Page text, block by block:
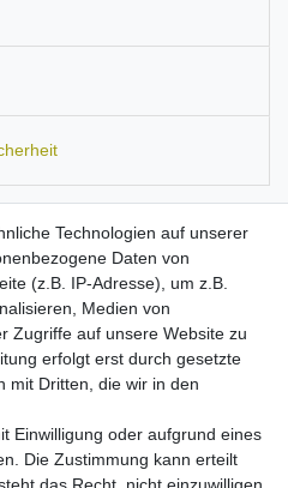
/ MH812AMA-UG / J272 /
Akku-Modelle:
Maße:ca. 2x 40,5 x 30 x
bei diesem Akku-Typ!
Lebensdauer
von o.g. Modellen
Technologien auf unserer
Daten von
(z.B. IP-Adresse), um z.B.
Medien von
Zugriffe auf unsere Website zu
erfolgt erst durch gesetzte
mit Dritten, die wir in den
Einwilligung oder aufgrund eines
Die Zustimmung kann erteilt